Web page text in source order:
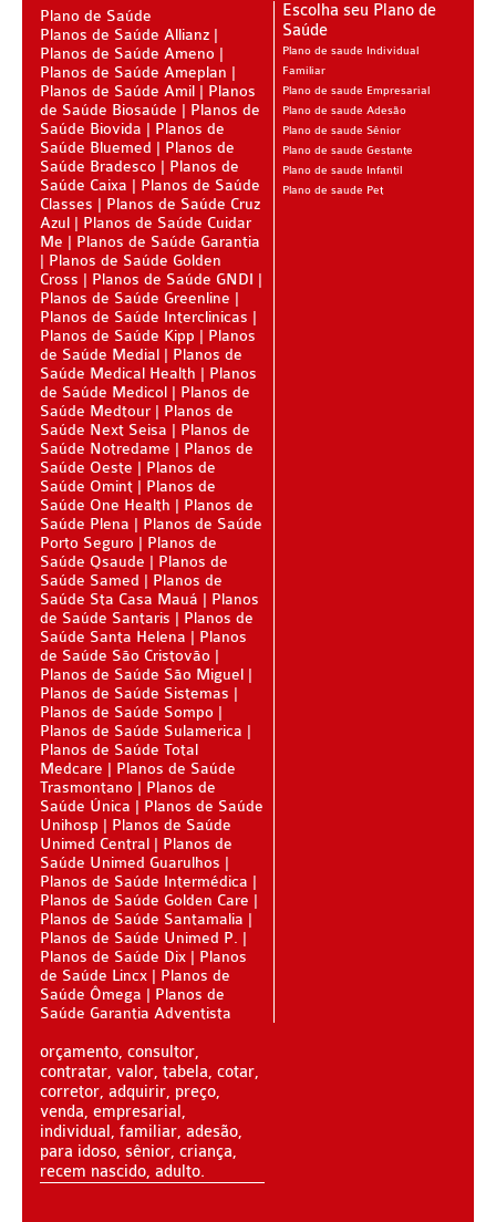
PLANO DE SAÚDE GNDI
PLANO DE SAÚDE KIPP
PLANO DE SAÚDE INTERMÉDICA
PLANO DE SAÚDE GREENLINE
PLANO DE SAÚDE LINCX
PLANO DE SAÚDE STA CASA MAUÁ
PLANO DE SAÚDE MEDIAL
PLANO DE SAÚDE MEDICAL HEALTH
PLANO DE SAÚDE MEDICOL
PLANO DE SAÚDE MED TOUR
PLANO DE SAÚDE NEXT SEISA
PLANO DE SAÚDE NOTREDAME
PLANO DE SAÚDE OESTE AMR
PLANO DE SAÚDE ÔMEGA
PLANO DE SAÚDE OMINT
PLANO DE SAÚDE ONE HEALTH
PLANO DE SAÚDE PLENA
PLANO DE SAÚDE PORTO SEGURO
PLANO DE SAÚDE QSAÚDE
PLANO DE SAÚDE PREVENT
PLANO DE SAÚDE SÃO CRISTÓVÃO
PLANO DE SAÚDE SÃO MIGUEL
PLANO DE SAÚDE SANTA HELENA
PLANO DE SAÚDE SANTAMALIA
PLANO DE SAÚDE SOMPO
PLANO DE SAÚDE SULAMERICA
PLANO DE SAÚDE TRANSMONTANO
PLANO DE SAÚDE UNIHOSP
PLANO DE SAÚDE SISTEMAS
PLANO DE SAÚDE ADESÃO
AMEPLAN PLANO DE SAÚDE ADESÃO
AMIL PLANO DE SAÚDE ADESÃO
AMIL FÁCIL PLANO DE SAÚDE ADESÃO
BIO SAÚDE PLANO DE SAÚDE ADESÃO
BIOVIDA PLANO DE SAÚDE ADESÃO
BLUE MED PLANO DE SAÚDE ADESÃO
BRADESCO PLANO DE SAÚDE ADESÃO
CLASSES PLANO DE SAÚDE ADESÃO
CRUZ AZUL PLANO DE SAÚDE ADESÃO
CUIDAR ME PLANO DE SAÚDE ADESÃO
GARANTIA GS PLANO DE SAÚDE ADESÃO
GOLDEN CROSS PLANO DE SAÚDE ADESÃO
GNDI PLANO DE SAÚDE ADESÃO
INTERCLINICAS PLANO DE SAÚDE ADESÃO
MEDIAL PLANO DE SAÚDE ADESÃO
MEDICAL HEALTH PLANO DE SAÚDE ADESÃO
ONE HEALTH PLANO DE SAÚDE ADESÃO
Plano de Saúde
Planos de Saúde Allianz
Planos de Saúde Ameno
Planos de Saúde Ameplan
Planos de Saúde Amil
Planos
de Saúde Biosaúde
Planos de
Saúde Biovida
Planos de
Saúde Bluemed
Planos de
Saúde Bradesco
Planos de
Saúde Caixa
Planos de Saúde
Classes
Planos de Saúde Cruz
Azul
Planos de Saúde Cuidar
Me
Planos de Saúde Garantia
Planos de Saúde Golden
Cross
Planos de Saúde GNDI
Planos de Saúde Greenline
Planos de Saúde Interclinicas
Planos de Saúde Kipp
Planos
de Saúde Medial
Planos de
Saúde Medical Health
Planos
de Saúde Medicol
Planos de
Saúde Medtour
Planos de
Saúde Next Seisa
Planos de
Saúde Notredame
Planos de
Saúde Oeste
Planos de
Saúde Omint
Planos de
Saúde One Health
Planos de
Saúde Plena
Planos de Saúde
Porto Seguro
Planos de
Saúde Qsaude
Planos de
Saúde Samed
Planos de
Saúde Sta Casa Mauá
Planos
de Saúde Santaris
Planos de
Saúde Santa Helena
Planos
de Saúde São Cristovão
Planos de Saúde São Miguel
Planos de Saúde Sistemas
Planos de Saúde Sompo
Planos de Saúde Sulamerica
Planos de Saúde Total
Medcare
Planos de Saúde
Trasmontano
Planos de
Saúde Única
Planos de Saúde
Unihosp
Planos de Saúde
Unimed Central
Planos de
Saúde Unimed Guarulhos
Planos de Saúde Intermédica
Planos de Saúde Golden Care
Planos de Saúde Santamalia
Planos de Saúde Unimed P.
Planos de Saúde Dix
Planos
de Saúde Lincx
Planos de
Saúde Ômega
Planos de
Saúde Garantia Adventista
Escolha seu Plano de
Saúde
Plano de saude Individual
Familiar
Plano de saude Empresarial
Plano de saude Adesão
Plano de saude Sênior
Plano de saude Gestante
Plano de saude Infantil
Plano de saude Pet
orçamento, consultor,
contratar, valor, tabela, cotar,
corretor, adquirir, preço,
venda, empresarial,
individual, familiar, adesão,
para idoso, sênior, criança,
recem nascido, adulto.